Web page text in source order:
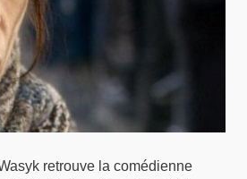
retrouve la comédienne